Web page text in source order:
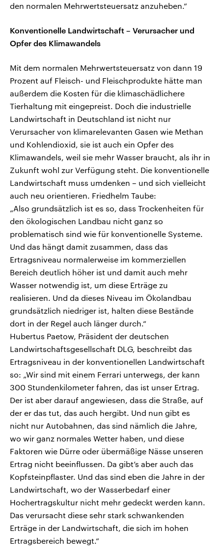
den normalen Mehrwertsteuersatz anzuheben.“
Konventionelle Landwirtschaft – Verursacher und
Opfer des Klimawandels
Mit dem normalen Mehrwertsteuersatz von dann 19
Prozent auf Fleisch- und Fleischprodukte hätte man
außerdem die Kosten für die klimaschädlichere
Tierhaltung mit eingepreist. Doch die industrielle
Landwirtschaft in Deutschland ist nicht nur
Verursacher von klimarelevanten Gasen wie Methan
und Kohlendioxid, sie ist auch ein Opfer des
Klimawandels, weil sie mehr Wasser braucht, als ihr in
Zukunft wohl zur Verfügung steht. Die konventionelle
Landwirtschaft muss umdenken – und sich vielleicht
auch neu orientieren. Friedhelm Taube:
„Also grundsätzlich ist es so, dass Trockenheiten für
den ökologischen Landbau nicht ganz so
problematisch sind wie für konventionelle Systeme.
Und das hängt damit zusammen, dass das
Ertragsniveau normalerweise im kommerziellen
Bereich deutlich höher ist und damit auch mehr
Wasser notwendig ist, um diese Erträge zu
realisieren. Und da dieses Niveau im Ökolandbau
grundsätzlich niedriger ist, halten diese Bestände
dort in der Regel auch länger durch.“
Hubertus Paetow, Präsident der deutschen
Landwirtschaftsgesellschaft DLG, beschreibt das
Ertragsniveau in der konventionellen Landwirtschaft
so: „Wir sind mit einem Ferrari unterwegs, der kann
300 Stundenkilometer fahren, das ist unser Ertrag.
Der ist aber darauf angewiesen, dass die Straße, auf
der er das tut, das auch hergibt. Und nun gibt es
nicht nur Autobahnen, das sind nämlich die Jahre,
wo wir ganz normales Wetter haben, und diese
Faktoren wie Dürre oder übermäßige Nässe unseren
Ertrag nicht beeinflussen. Da gibt’s aber auch das
Kopfsteinpflaster. Und das sind eben die Jahre in der
Landwirtschaft, wo der Wasserbedarf einer
Hochertragskultur nicht mehr gedeckt werden kann.
Das verursacht diese sehr stark schwankenden
Erträge in der Landwirtschaft, die sich im hohen
Ertragsbereich bewegt.“